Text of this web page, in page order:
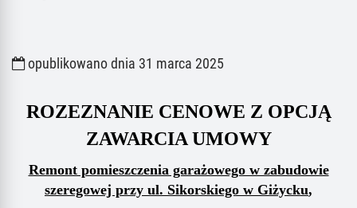
opublikowano dnia 31 marca 2025
ROZEZNANIE CENOWE Z OPCJĄ
ZAWARCIA UMOWY
Remont pomieszczenia garażowego w zabudowie
szeregowej przy ul. Sikorskiego w Giżycku,